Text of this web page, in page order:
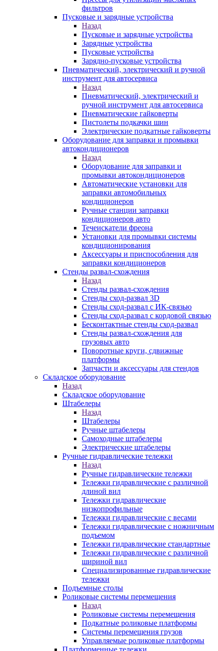
фильтров
Пусковые и зарядные устройства
Назад
Пусковые и зарядные устройства
Зарядные устройства
Пусковые устройства
Зарядно-пусковые устройства
Пневматический, электрический и ручной
инструмент для автосервиса
Назад
Пневматический, электрический и
ручной инструмент для автосервиса
Пневматические гайковерты
Пистолеты подкачки шин
Электрические подкатные гайковерты
Оборудование для заправки и промывки
автокондиционеров
Назад
Оборудование для заправки и
промывки автокондиционеров
Автоматические установки для
заправки автомобильных
кондиционеров
Ручные станции заправки
кондиционеров авто
Течеискатели фреона
Установки для промывки системы
кондиционирования
Аксессуары и приспособления для
заправки кондиционеров
Стенды развал-схождения
Назад
Стенды развал-схождения
Стенды сход-развал 3D
Стенды сход-развал с ИК-связью
Стенды сход-развал с кордовой связью
Бесконтактные стенды сход-развал
Стенды развал-схождения для
грузовых авто
Поворотные круги, сдвижные
платформы
Запчасти и аксессуары для стендов
Складское оборудование
Назад
Складское оборудование
Штабелеры
Назад
Штабелеры
Ручные штабелеры
Самоходные штабелеры
Электрические штабелеры
Ручные гидравлические тележки
Назад
Ручные гидравлические тележки
Тележки гидравлические с различной
длиной вил
Тележки гидравлические
низкопрофильные
Тележки гидравлические с весами
Тележки гидравлические с ножничным
подъемом
Тележки гидравлические стандартные
Тележки гидравлические с различной
шириной вил
Специализированные гидравлические
тележки
Подъемные столы
Роликовые системы перемещения
Назад
Роликовые системы перемещения
Подкатные роликовые платформы
Системы перемещения грузов
Управляемые роликовые платформы
Платформенные тележки